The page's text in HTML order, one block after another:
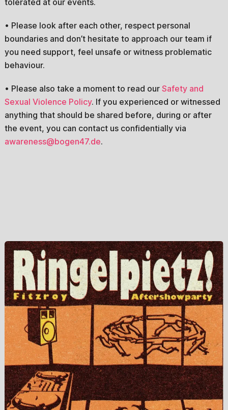
tolerated at our events.
• Please look after each other, respect personal
boundaries and don’t hesitate to approach our team if
you need support, feel unsafe or witness problematic
behaviour.
• Please also take a moment to read our Safety and
Sexual Violence Policy. If you experienced or witnessed
anything that should be shared before, during or after
the event, you can contact us confidentially via
awareness@bogen47.de.